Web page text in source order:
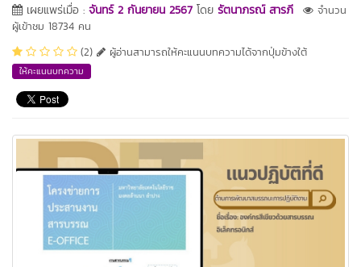
เผยแพร่เมื่อ : จันทร์ 2 กันยายน 2567 โดย รัตนาภรณ์ สารภี
จำนวน
ผู้เข้าชม 18734 คน
(2)
ผู้อ่านสามารถให้คะแนนบทความได้จากปุ่มข้างใต้
ให้คะแนนบทความ